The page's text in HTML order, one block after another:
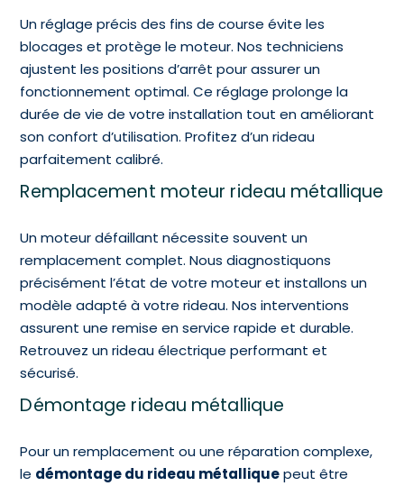
Un réglage précis des fins de course évite les
blocages et protège le moteur. Nos techniciens
ajustent les positions d’arrêt pour assurer un
fonctionnement optimal. Ce réglage prolonge la
durée de vie de votre installation tout en améliorant
son confort d’utilisation. Profitez d’un rideau
parfaitement calibré.
Remplacement moteur rideau métallique
Un moteur défaillant nécessite souvent un
remplacement complet. Nous diagnostiquons
précisément l’état de votre moteur et installons un
modèle adapté à votre rideau. Nos interventions
assurent une remise en service rapide et durable.
Retrouvez un rideau électrique performant et
sécurisé.
Démontage rideau métallique
Pour un remplacement ou une réparation complexe,
le démontage du rideau métalliquepeut être